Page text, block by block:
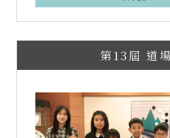
第13屆 道場